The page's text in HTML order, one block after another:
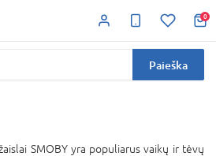
0
Paieška
SMOBY yra populiarus vaikų ir tėvų